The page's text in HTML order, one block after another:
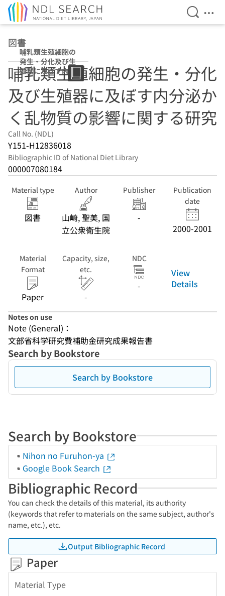
Open
図書
哺乳類生殖細胞の
発生・分化及び生
殖器に及ぼす内分
泌かく乱物質の影
響に関する研究
哺乳類生殖細胞の発生・分化
及び生殖器に及ぼす内分泌か
く乱物質の影響に関する研究
Call No. (NDL)
Y151-H12836018
Bibliographic ID of National Diet Library
000007080184
Material type
図書
Author
山崎, 聖美, 国
立公衆衛生院
Publisher
-
Publication
date
2000-2001
Material
Format
Paper
Capacity, size,
etc.
-
NDC
-
View
Details
Notes on use
Note (General)：
文部省科学研究費補助金研究成果報告書
Search by Bookstore
Search by Bookstore
Search by Bookstore
Nihon no Furuhon-ya
Google Book Search
Bibliographic Record
You can check the details of this material, its authority
(keywords that refer to materials on the same subject, author's
name, etc.), etc.
Output Bibliographic Record
Paper
Material Type